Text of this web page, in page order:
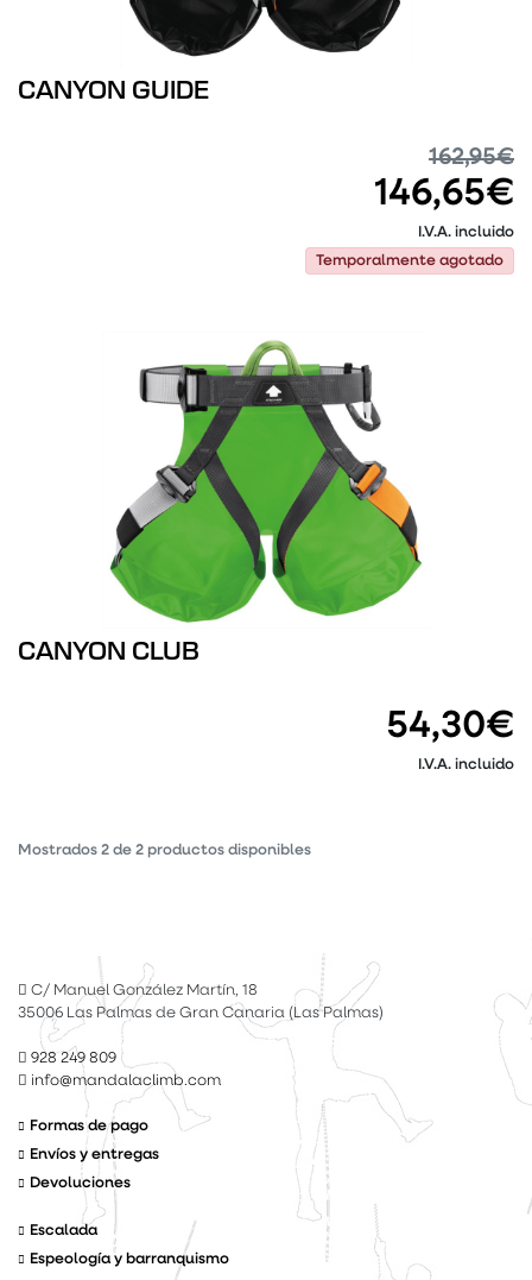
CANYON GUIDE
162,95€
146,65€
I.V.A. incluido
Temporalmente agotado
Temporalmente agotado
CANYON CLUB
54,30€
I.V.A. incluido
Mostrados 2 de 2 productos disponibles
C/ Manuel González Martín, 18
35006 Las Palmas de Gran Canaria (Las Palmas)
928 249 809
info@mandalaclimb.com
Formas de pago
Envíos y entregas
Devoluciones
Escalada
Espeología y barranquismo